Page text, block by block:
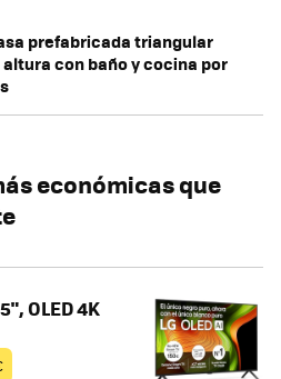
prefabricada triangular
con baño y cocina por
económicas que
OLED 4K